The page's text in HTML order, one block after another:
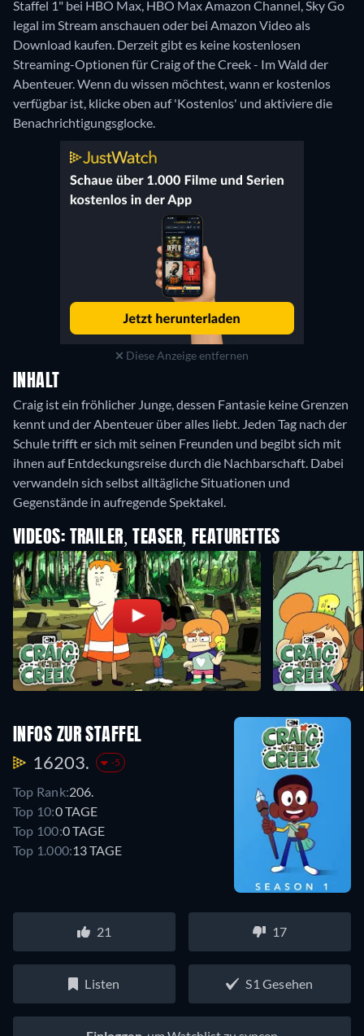
Staffel 1" bei HBO Max, HBO Max Amazon Channel, Sky Go
legal im Stream anschauen oder bei Amazon Video als
Download kaufen. Derzeit gibt es keine kostenlosen
Streaming-Optionen für Craig of the Creek - Im Wald der
Abenteuer. Wenn du wissen möchtest, wann er kostenlos
verfügbar ist, klicke oben auf 'Kostenlos' und aktiviere die
Benachrichtigungsglocke.
Diese Anzeige entfernen
INHALT
Craig ist ein fröhlicher Junge, dessen Fantasie keine Grenzen
kennt und der Abenteuer über alles liebt. Jeden Tag nach der
Schule trifft er sich mit seinen Freunden und begibt sich mit
ihnen auf Entdeckungsreise durch die Nachbarschaft. Dabei
verwandeln sich selbst alltägliche Situationen und
Gegenstände in aufregende Spektakel.
VIDEOS: TRAILER, TEASER, FEATURETTES
INFOS ZUR STAFFEL
16203. -5
Top Rank:206.
Top 10:0 TAGE
Top 100:0 TAGE
Top 1.000:13 TAGE
21 17
Listen S1 Gesehen